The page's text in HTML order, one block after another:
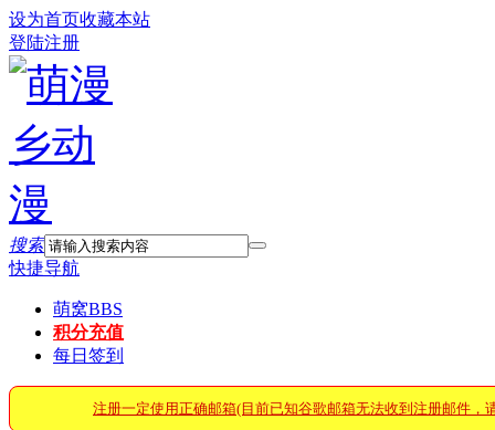
设为首页收藏本站
登陆注册
搜索
快捷导航
萌窝BBS
积分充值
每日签到
注册一定使用正确邮箱(目前已知谷歌邮箱无法收到注册邮件，